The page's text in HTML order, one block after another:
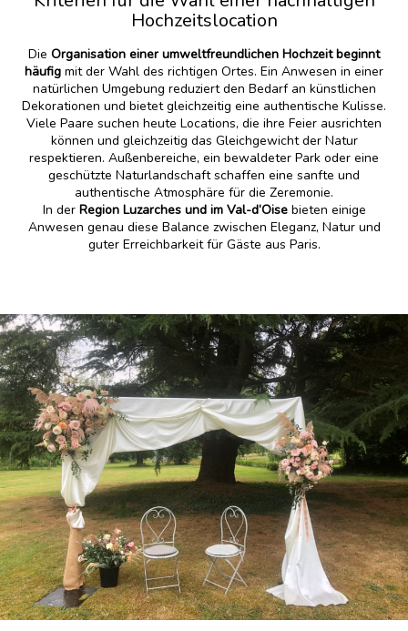
Hochzeitslocation
Die Organisation einer umweltfreundlichen Hochzeit beginnt
häufig mit der Wahl des richtigen Ortes. Ein Anwesen in einer
natürlichen Umgebung reduziert den Bedarf an künstlichen
Dekorationen und bietet gleichzeitig eine authentische Kulisse.
Viele Paare suchen heute Locations, die ihre Feier ausrichten
können und gleichzeitig das Gleichgewicht der Natur
respektieren. Außenbereiche, ein bewaldeter Park oder eine
geschützte Naturlandschaft schaffen eine sanfte und
authentische Atmosphäre für die Zeremonie.
In der Region Luzarches und im Val-d’Oisebieten einige
Anwesen genau diese Balance zwischen Eleganz, Natur und
guter Erreichbarkeit für Gäste aus Paris.